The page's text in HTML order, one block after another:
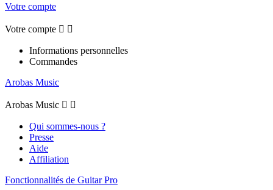
Votre compte
Votre compte  
Informations personnelles
Commandes
Arobas Music
Arobas Music  
Qui sommes-nous ?
Presse
Aide
Affiliation
Fonctionnalités de Guitar Pro